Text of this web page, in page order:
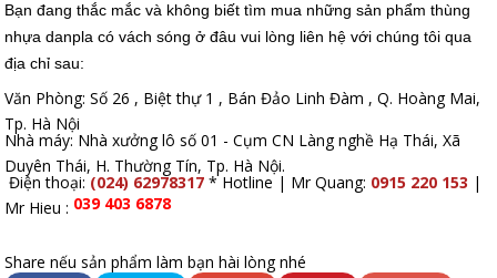
Bạn đang thắc mắc và không biết tìm mua những sản phẩm thùng
nhựa danpla có vách sóng ở đâu vui lòng liên hệ với chúng tôi qua
địa chỉ sau:
Văn Phòng: Số 26 , Biệt thự 1 , Bán Đảo Linh Đàm , Q. Hoàng Mai,
Tp. Hà Nội
Nhà máy: Nhà xưởng lô số 01 - Cụm CN Làng nghề Hạ Thái, Xã
Duyên Thái, H. Thường Tín, Tp. Hà Nội.
Điện thoại: (024) 62978317 * Hotline | Mr Quang: 0915 220 153 |
Mr Hieu : 039 403 6878
Share nếu sản phẩm làm bạn hài lòng nhé